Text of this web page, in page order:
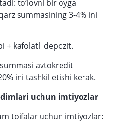
to‘lovni bir oyga
summasining 3-4% ini
+ kafolatli depozit.
avtokredit
ini tashkil etishi kerak.
uchun imtiyozlar
toifalar uchun imtiyozlar: